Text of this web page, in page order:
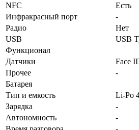
NFC
Есть
Инфра­красный порт
-
Радио
Нет
USB
USB
Функционал
Датчики
Face
Прочее
-
Батарея
Тип и емкость
Li-Po
Зарядка
-
Автоно­мность
-